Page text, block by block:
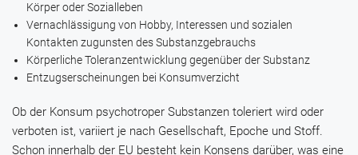
Körper oder Sozialleben
Vernachlässigung von Hobby, Interessen und sozialen
Kontakten zugunsten des Substanzgebrauchs
Körperliche Toleranzentwicklung gegenüber der Substanz
Entzugserscheinungen bei Konsumverzicht
Ob der Konsum psychotroper Substanzen toleriert wird oder
verboten ist, variiert je nach Gesellschaft, Epoche und Stoff.
Schon innerhalb der EU besteht kein Konsens darüber, was eine